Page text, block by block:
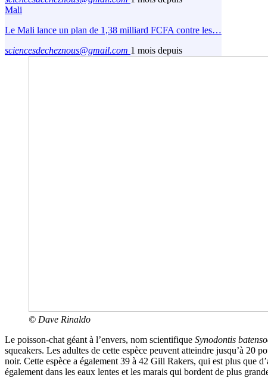
Mali
Le Mali lance un plan de 1,38 milliard FCFA contre les…
sciencesdecheznous@gmail.com 1 mois depuis
© Dave Rinaldo
Le poisson-chat géant à l’envers, nom scientifique Synodontis
squeakers. Les adultes de cette espèce peuvent atteindre jusqu’à 20
noir. Cette espèce a également 39 à 42 Gill Rakers, qui est plus que
également dans les eaux lentes et les marais qui bordent de plus